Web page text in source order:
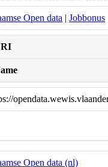
Open data | Jobbonus
Open data (nl)